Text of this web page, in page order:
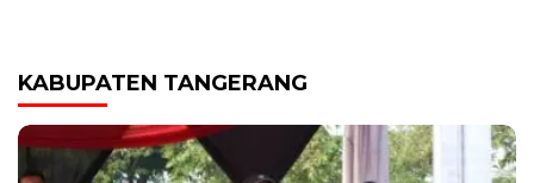
KABUPATEN TANGERANG